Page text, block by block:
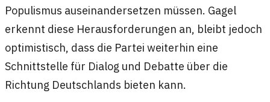
Populismus auseinandersetzen müssen. Gagel
erkennt diese Herausforderungen an, bleibt jedoch
optimistisch, dass die Partei weiterhin eine
Schnittstelle für Dialog und Debatte über die
Richtung Deutschlands bieten kann.